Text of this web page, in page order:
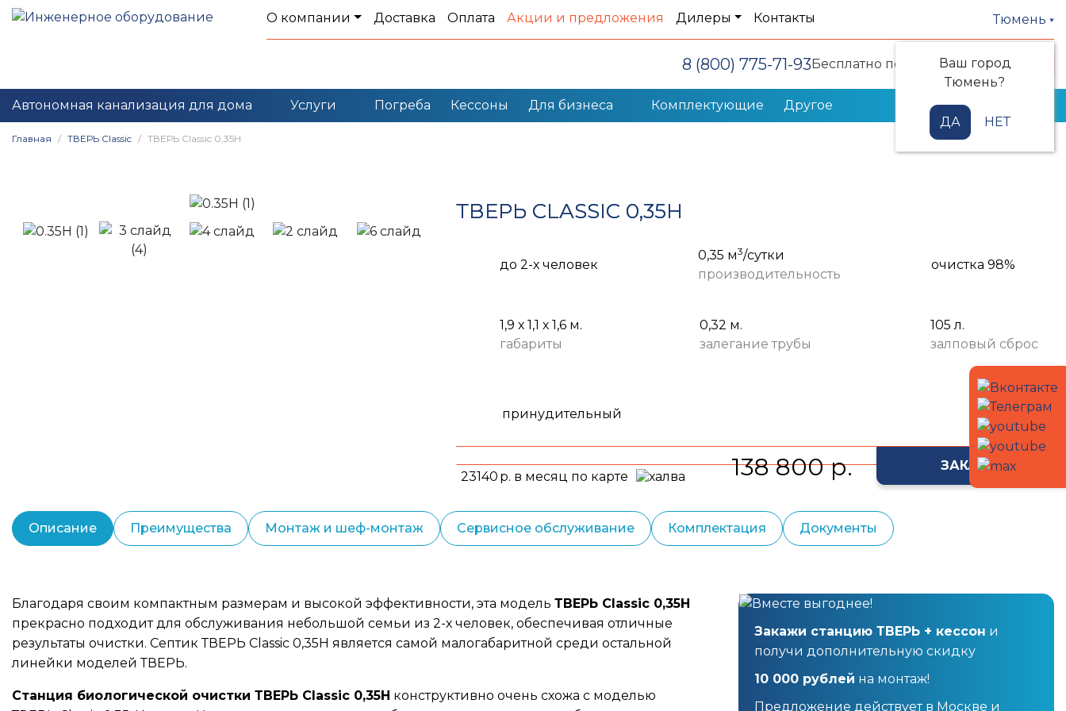
О компании Доставка Оплата Акции и предложения Дилеры Контакты Тюмень
Ваш город
Тюмень?
ДА НЕТ
8 (800) 775-71-93Бесплатно по РФ Заказать звонок
Автономная канализация для дома Услуги Погреба Кессоны Для бизнеса Комплектующие Другое
Главная ТВЕРЬ Classic ТВЕРЬ Classic 0,35Н
ТВЕРЬ CLASSIC 0,35Н
до 2-х человек
0,35 м3/сутки
производительность
очистка 98%
1,9 х 1,1 х 1,6 м.
габариты
0,32 м.
залегание трубы
105 л.
залповый сброс
принудительный
23140 р. в месяц по карте 138 800 р. ЗАКАЗАТЬ
Описание Преимущества Монтаж и шеф-монтаж Сервисное обслуживание Комплектация Документы
Благодаря своим компактным размерам и высокой эффективности, эта модель ТВЕРЬ Classic 0,35Н
прекрасно подходит для обслуживания небольшой семьи из 2-х человек, обеспечивая отличные
результаты очистки. Септик ТВЕРЬ Classic 0,35Н является самой малогабаритной среди остальной
линейки моделей ТВЕРЬ.
Станция биологической очистки ТВЕРЬ Classic 0,35Н конструктивно очень схожа с моделью
Закажи станцию ТВЕРЬ + кессон и
получи дополнительную скидку
10 000 рублей на монтаж!
Предложение действует в Москве и